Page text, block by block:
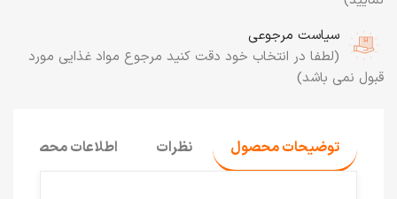
سیاست مرجوعی
(لطفا در انتخاب خود دقت کنید مرجوع مواد غذایی مورد
قبول نمی باشد)
توضیحات محصول نظرات اطلاعات محصول